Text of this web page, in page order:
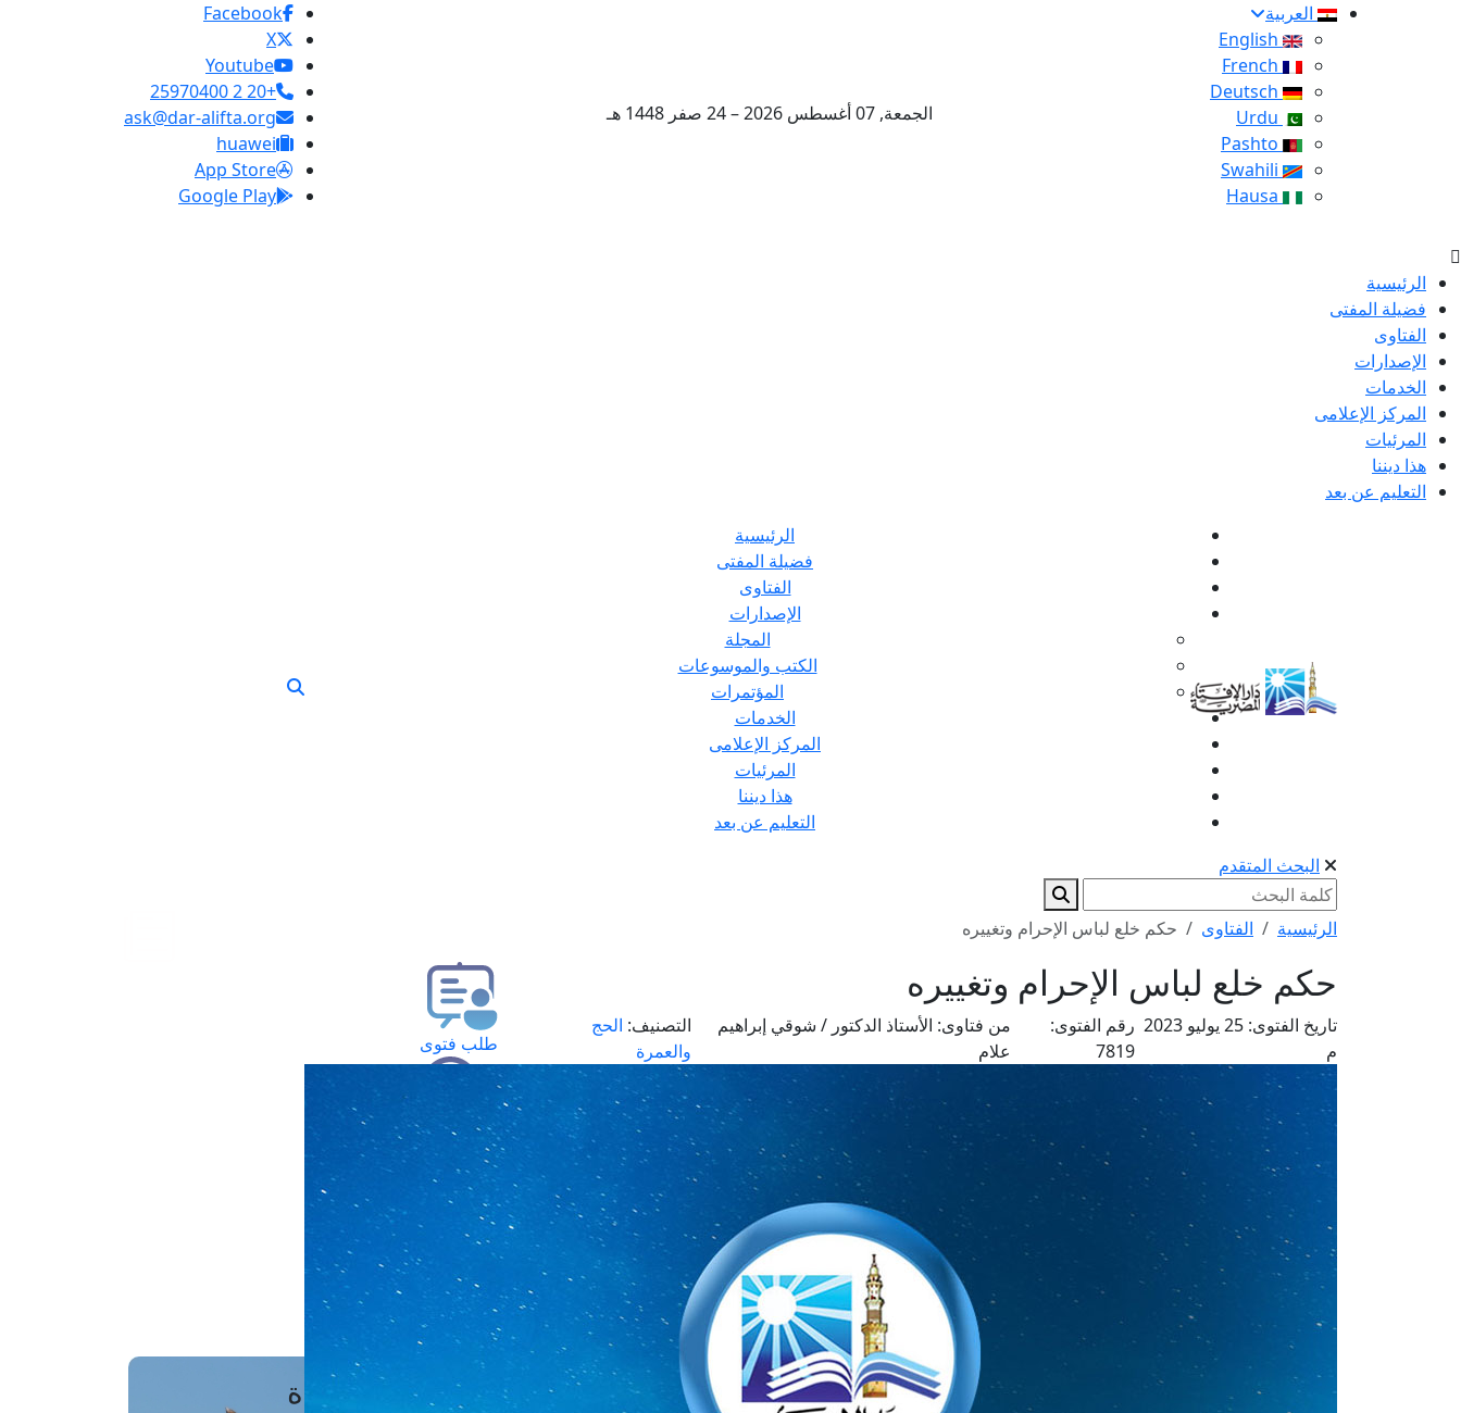
العربية
الجمعة, 07 أغسطس 2026 – 24 صفر 1448 هـ
Facebook
X
Youtube
+20 2 25970400
ask@dar-alifta.org
huawei
App Store
Google Play
الرئيسية
فضيلة المفتى
الفتاوى
الإصدارات
الخدمات
المركز الإعلامى
المرئيات
هذا ديننا
التعليم عن بعد
الرئيسية
فضيلة المفتى
الفتاوى
الإصدارات
المجلة
الكتب والموسوعات
المؤتمرات
الخدمات
المركز الإعلامى
المرئيات
هذا ديننا
التعليم عن بعد
البحث المتقدم
الرئيسية الفتاوى حكم خلع لباس الإحرام وتغييره
حكم خلع لباس الإحرام وتغييره
تاريخ الفتوى:
25 يوليو 2023
م
رقم الفتوى:
7819
من فتاوى: الأستاذ الدكتور / شوقي إبراهيم
علام
التصنيف: الحج
والعمرة
طلب فتوى
استعلام عن فتوى
حجز موعد
الفتوى الهاتفية
مَواقِيتُ الصَّـــلاة